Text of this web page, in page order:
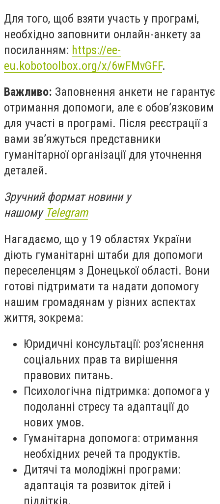
Для того, щоб взяти участь у програмі,
необхідно заповнити онлайн-анкету за
посиланням: https://ee-
eu.kobotoolbox.org/x/6wFMvGFF.
Важливо: Заповнення анкети не гарантує
отримання допомоги, але є обов’язковим
для участі в програмі. Після реєстрації з
вами зв’яжуться представники
гуманітарної організації для уточнення
деталей.
Зручний формат новини у
нашому Telegram
Нагадаємо, що у 19 областях України
діють гуманітарні штаби для допомоги
переселенцям з Донецької області. Вони
готові підтримати та надати допомогу
нашим громадянам у різних аспектах
життя, зокрема:
Юридичні консультації: роз’яснення
соціальних прав та вирішення
правових питань.
Психологічна підтримка: допомога у
подоланні стресу та адаптації до
нових умов.
Гуманітарна допомога: отримання
необхідних речей та продуктів.
Дитячі та молодіжні програми:
адаптація та розвиток дітей і
підлітків.